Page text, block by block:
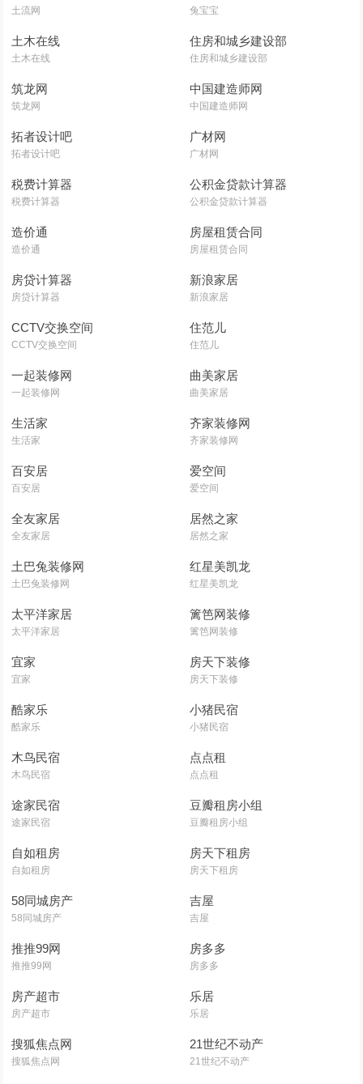
土流网 兔宝宝
土木在线
土木在线
住房和城乡建设部
住房和城乡建设部
筑龙网
筑龙网
中国建造师网
中国建造师网
拓者设计吧
拓者设计吧
广材网
广材网
税费计算器
税费计算器
公积金贷款计算器
公积金贷款计算器
造价通
造价通
房屋租赁合同
房屋租赁合同
房贷计算器
房贷计算器
新浪家居
新浪家居
CCTV交换空间
CCTV交换空间
住范儿
住范儿
一起装修网
一起装修网
曲美家居
曲美家居
生活家
生活家
齐家装修网
齐家装修网
百安居
百安居
爱空间
爱空间
全友家居
全友家居
居然之家
居然之家
土巴兔装修网
土巴兔装修网
红星美凯龙
红星美凯龙
太平洋家居
太平洋家居
篱笆网装修
篱笆网装修
宜家
宜家
房天下装修
房天下装修
酷家乐
酷家乐
小猪民宿
小猪民宿
木鸟民宿
木鸟民宿
点点租
点点租
途家民宿
途家民宿
豆瓣租房小组
豆瓣租房小组
自如租房
自如租房
房天下租房
房天下租房
58同城房产
58同城房产
吉屋
吉屋
推推99网
推推99网
房多多
房多多
房产超市
房产超市
乐居
乐居
搜狐焦点网
搜狐焦点网
21世纪不动产
21世纪不动产